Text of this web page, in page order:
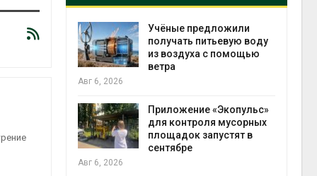
над
городам
Учёные предложили
получать питьевую воду
из воздуха с помощью
ветра
Авг 6, 2026
Приложение «Экопульс»
для контроля мусорных
площадок запустят в
сентябре
Авг 6, 2026